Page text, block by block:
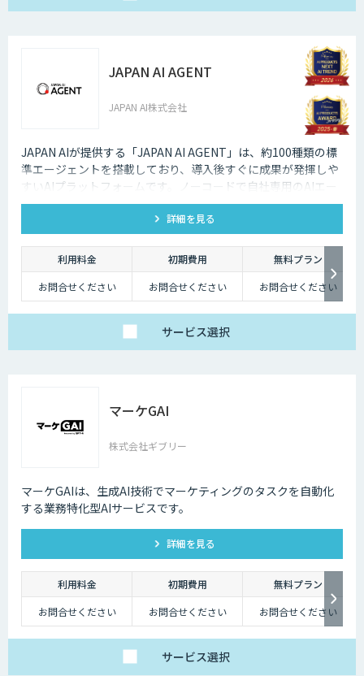
JAPAN AI AGENT
JAPAN AI株式会社
JAPAN AIが提供する「JAPAN AI AGENT」は、約100種類の標
準エージェントを搭載しており、導入後すぐに成果が発揮しや
すいAIプラットフォームです。ノーコードで自社専用のAIエー
ジェントも作成でき、「AI社員」として自律してタスクを遂行
する環境を構築可能です。
詳細を見る
利用料金 初期費用
無料プラン
お問合せください
お問合せください お問合せください
サービス選択
マーケGAI
株式会社ギブリー
マーケGAIは、生成AI技術でマーケティングのタスクを自動化
する業務特化型AIサービスです。
詳細を見る
利用料金 初期費用
無料プラン
お問合せください
お問合せください お問合せください
サービス選択